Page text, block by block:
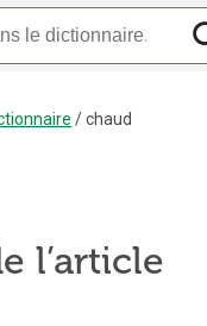
/chaud
l’article